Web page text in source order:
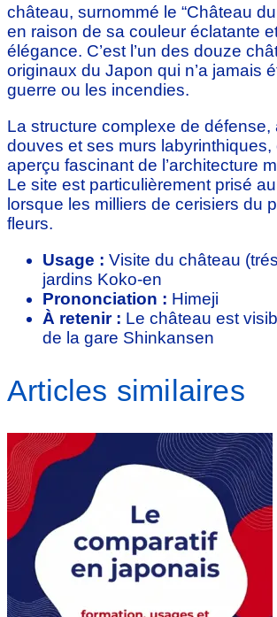
château, surnommé le “Château
en raison de sa couleur éclatante
élégance. C’est l’un des douze
originaux du Japon qui n’a jamais
guerre ou les incendies.
La structure complexe de défense,
douves et ses murs labyrinthiques,
aperçu fascinant de l’architecture
Le site est particulièrement prisé
lorsque les milliers de cerisiers du
fleurs.
Usage : Visite du château
jardins Koko-en
Prononciation : Himeji
À retenir : Le château est
de la gare Shinkansen
Articles similaires